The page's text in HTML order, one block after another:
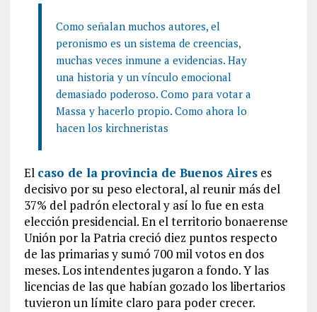
Como señalan muchos autores, el
peronismo es un sistema de creencias,
muchas veces inmune a evidencias. Hay
una historia y un vínculo emocional
demasiado poderoso. Como para votar a
Massa y hacerlo propio. Como ahora lo
hacen los kirchneristas
El caso de la provincia de Buenos Aireses
decisivo por su peso electoral, al reunir más del
37% del padrón electoral y así lo fue en esta
elección presidencial. En el territorio bonaerense
Unión por la Patria creció diez puntos respecto
de las primarias y sumó 700 mil votos en dos
meses. Los intendentes jugaron a fondo. Y las
licencias de las que habían gozado los libertarios
tuvieron un límite claro para poder crecer.